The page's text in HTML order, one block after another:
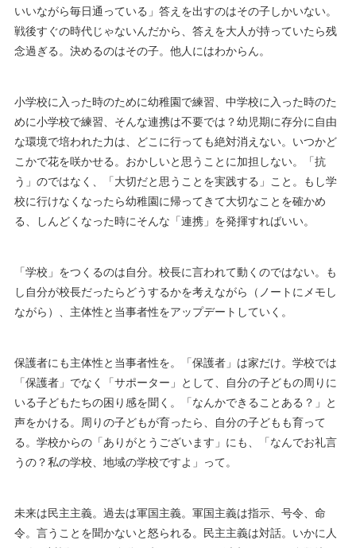
いいながら毎日通っている」答えを出すのはその子しかいない。
戦後すぐの時代じゃないんだから、答えを大人が持っていたら残
念過ぎる。決めるのはその子。他人にはわからん。
小学校に入った時のために幼稚園で練習、中学校に入った時のた
めに小学校で練習、そんな連携は不要では？幼児期に存分に自由
な環境で培われた力は、どこに行っても絶対消えない。いつかど
こかで花を咲かせる。おかしいと思うことに加担しない。「抗
う」のではなく、「大切だと思うことを実践する」こと。もし学
校に行けなくなったら幼稚園に帰ってきて大切なことを確かめ
る、しんどくなった時にそんな「連携」を発揮すればいい。
「学校」をつくるのは自分。校長に言われて動くのではない。も
し自分が校長だったらどうするかを考えながら（ノートにメモし
ながら）、主体性と当事者性をアップデートしていく。
保護者にも主体性と当事者性を。「保護者」は家だけ。学校では
「保護者」でなく「サポーター」として、自分の子どもの周りに
いる子どもたちの困り感を聞く。「なんかできることある？」と
声をかける。周りの子どもが育ったら、自分の子どもも育って
る。学校からの「ありがとうございます」にも、「なんでお礼言
うの？私の学校、地域の学校ですよ」って。
未来は民主主義。過去は軍国主義。軍国主義は指示、号令、命
令。言うことを聞かないと怒られる。民主主義は対話。いかに人